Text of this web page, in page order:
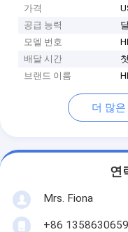
가격
공급 능력
모델 번호
배달 시간
브랜드 이름
더 많
연
Mrs. Fiona
+86